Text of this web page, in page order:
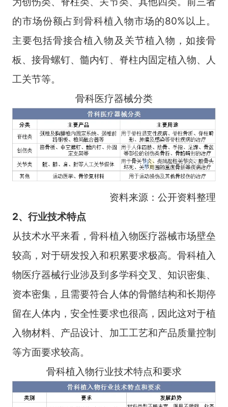
的市场份额占到骨科植入物市场的80%以上。
主要包括骨接合植入物及关节植入物，如接骨
板、接骨螺钉、髓内钉、脊柱内固定植入物、人
工关节等。
骨科医疗器械分类
资料来源：公开资料整理
2、行业技术特点
从技术水平来看，骨科植入物医疗器械市场壁垒
较高，对于研发投入和积累要求极高。骨科植入
物医疗器械行业涉及到多学科交叉、知识密集、
资本密集，且需要符合人体的骨骼结构和长期停
留在人体内，安全性要求也很高，因此这对于植
入物材料、产品设计、加工工艺和产品质量控制
等方面要求较高。
骨科植入物行业技术特点和要求